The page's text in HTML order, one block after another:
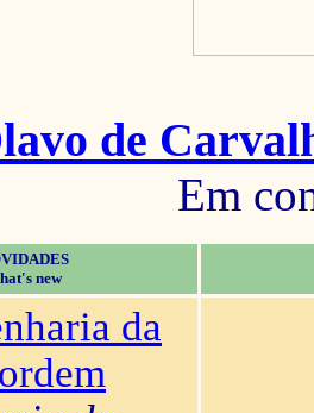
de
Em
new
da